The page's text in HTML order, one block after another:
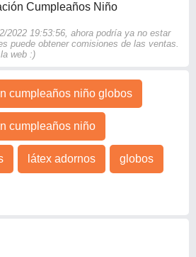
Cumpleaños Niño
2022 19:53:56, ahora podría ya no estar
puede obtener comisiones de las ventas.
web :)
cumpleaños niño globos
cumpleaños niño
látex adornos globos